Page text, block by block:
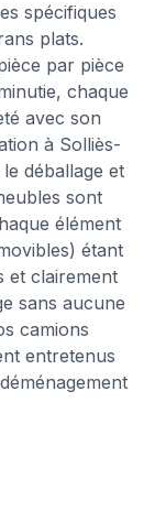
spécifiques
plats.
par pièce
chaque
avec son
à Solliès-
déballage et
sont
élément
étant
et clairement
sans aucune
camions
entretenus